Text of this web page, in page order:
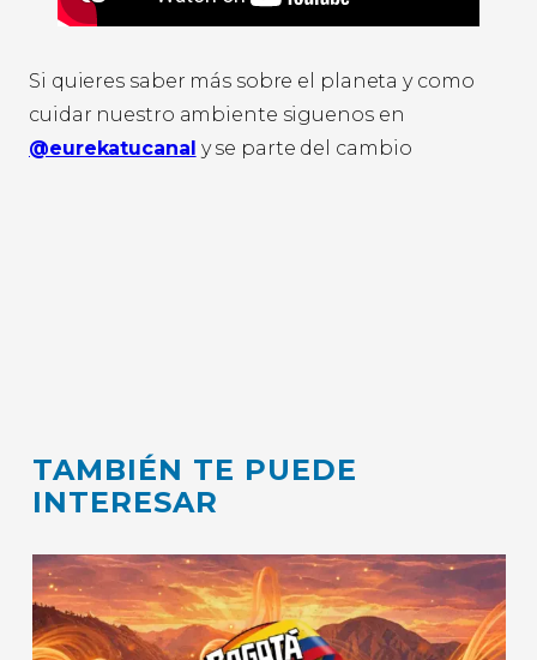
Si quieres saber más sobre el planeta y como
cuidar nuestro ambiente siguenos en
@eurekatucanal y se parte del cambio
TAMBIÉN TE PUEDE
INTERESAR